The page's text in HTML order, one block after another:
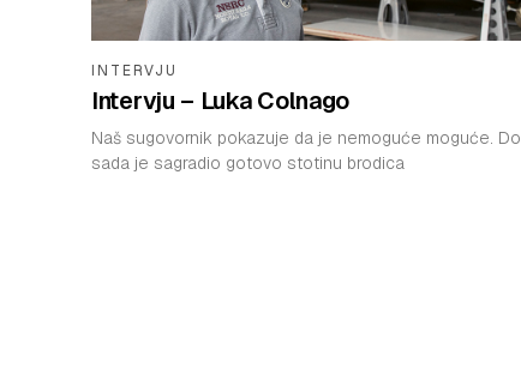
INTERVJU
Intervju – Luka Colnago
Naš sugovornik pokazuje da je nemoguće moguće. Do
sada je sagradio gotovo stotinu brodica